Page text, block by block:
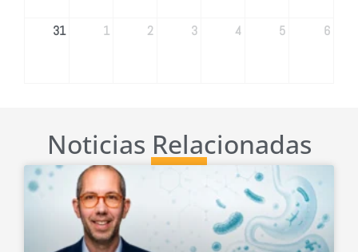
31 1 2 3 4 5 6
Noticias Relacionadas